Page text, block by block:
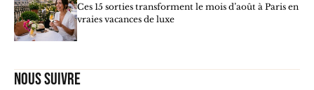
Ces 15 sorties transforment le mois d’août à Paris en
vraies vacances de luxe
Nous suivre